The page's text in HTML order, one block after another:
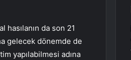
da son 21
gelecek dönemde de
yapılabilmesi adına